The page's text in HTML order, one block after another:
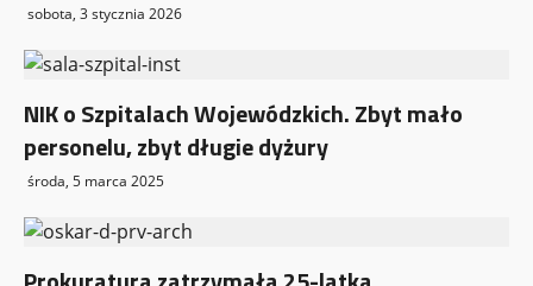
sobota, 3 stycznia 2026
NIK o Szpitalach Wojewódzkich. Zbyt mało
personelu, zbyt długie dyżury
środa, 5 marca 2025